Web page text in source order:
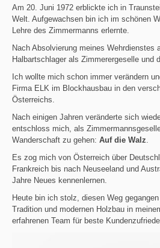
Am 20. Juni 1972 erblickte ich in
Welt. Aufgewachsen bin ich im schönen
Lehre des Zimmermanns erlernte.
Nach Absolvierung meines Wehrdienstes
Halbartschlager als Zimmerergeselle und
Ich wollte mich schon immer verändern
Firma ELK im Blockhausbau in den
Österreichs.
Nach einigen Jahren veränderte sich
entschloss mich, als
Wanderschaft zu gehen: Auf die Walz
Es zog mich von Österreich über
Frankreich bis nach Neuseeland und
Jahre Neues kennenlernen.
Heute bin ich stolz, diesen Weg
Tradition und modernen Holzbau in
erfahrenen Team für beste